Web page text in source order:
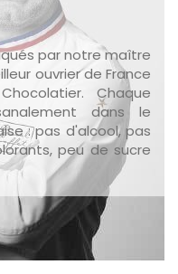
par notre maître
ouvrier de France
Chaque
dans le
: pas d'alcool, pas
peu de sucre